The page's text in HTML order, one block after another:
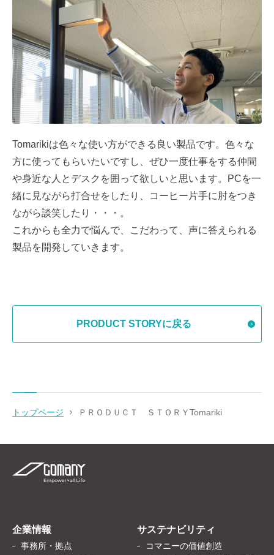
Tomarikiは色々な使い方ができる良い製品です。色々な
方に使ってもらいたいですし、ぜひ一度仕事をする仲間
や身近な人とデスクを囲って欲しいと思います。PCを一
緒に見ながら打合せをしたり、コーヒー片手に肘をつき
ながら談笑したり・・・。
これからも全力で悩んで、こだわって、声に答えられる
製品を開発していきます。
PRODUCT STORYに戻る
トップページ ＰＲＯＤＵＣＴ ＳＴＯＲＹTomariki
企業情報
事務所・拠点
サステナビリティ
コマニーの価値創造